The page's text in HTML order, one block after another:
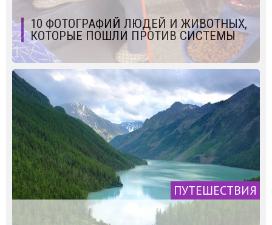
10 ФОТОГРАФИЙ ЛЮДЕЙ И ЖИВОТНЫХ,
КОТОРЫЕ ПОШЛИ ПРОТИВ СИСТЕМЫ
ПУТЕШЕСТВИЯ